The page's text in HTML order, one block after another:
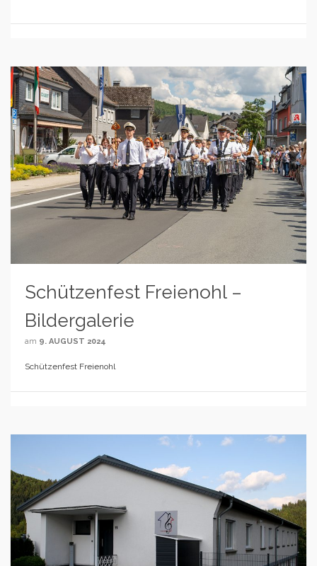
Schützenfest Freienohl –
Bildergalerie
am 9. AUGUST 2024
Schützenfest Freienohl